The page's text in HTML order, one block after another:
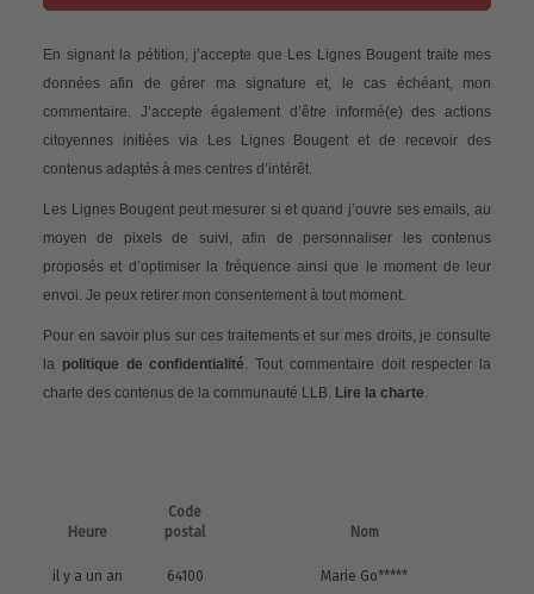
En signant la pétition, j’accepte que Les Lignes Bougent traite mes
données afin de gérer ma signature et, le cas échéant, mon
commentaire. J’accepte également d’être informé(e) des actions
citoyennes initiées via Les Lignes Bougent et de recevoir des
contenus adaptés à mes centres d’intérêt.
Les Lignes Bougent peut mesurer si et quand j’ouvre ses emails, au
moyen de pixels de suivi, afin de personnaliser les contenus
proposés et d’optimiser la fréquence ainsi que le moment de leur
envoi. Je peux retirer mon consentement à tout moment.
Pour en savoir plus sur ces traitements et sur mes droits, je consulte
la politique de confidentialité . Tout commentaire doit respecter la
charte des contenus de la communauté LLB. Lire la charte
Heure
Code
postal
Nom
il y a un an 64100 Marie Go*****